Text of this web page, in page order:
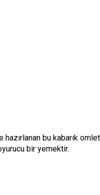
bu kabarık
bir yemektir.